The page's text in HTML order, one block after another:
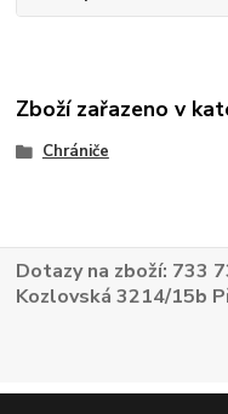
Zboží zařazeno v
Chrániče
Dotazy na zboží: 733
Kozlovská 3214/15b